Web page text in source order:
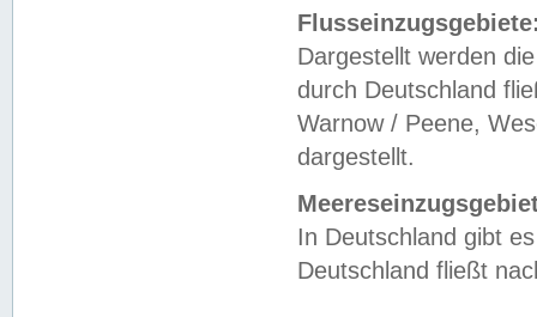
Dargestellt werden
durch Deutschland
Warnow / Peene,
dargestellt.
In Deutschland gibt
Deutschland fließt